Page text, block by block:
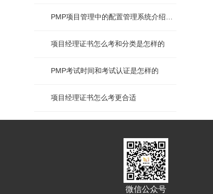
项目经理证书怎么考和分类是怎样的
PMP考试时间和考试认证是怎样的
项目经理证书怎么考更合适
微信公众号